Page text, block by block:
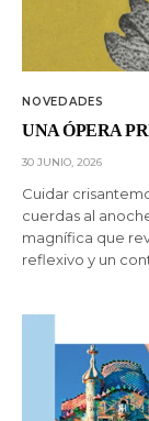
NOVEDADES
UNA ÓPERA
30 JUNIO, 2026
Cuidar
cuerdas al
magnífica que
reflexivo y un